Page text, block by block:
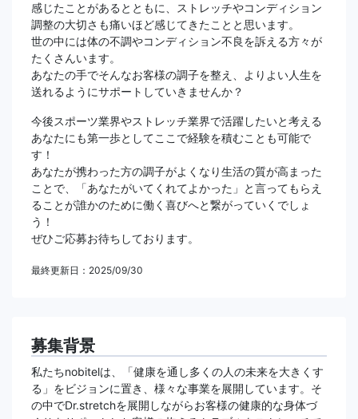
感じたことがあるとともに、ストレッチやコンディション
調整の大切さも痛いほど感じてきたことと思います。
世の中には体の不調やコンディション不良を訴える方々が
たくさんいます。
あなたの手でそんなお客様の調子を整え、よりよい人生を
送れるようにサポートしていきませんか？
今後スポーツ業界やストレッチ業界で活躍したいと考える
あなたにも第一歩としてここで経験を積むことも可能で
す！
あなたが携わった方の調子がよくなり生活の質が高まった
ことで、「あなたがいてくれてよかった」と言ってもらえ
ることが誰かのために働く喜びへと繋がっていくでしょ
う！
ぜひご応募お待ちしております。
最終更新日：2025/09/30
募集背景
私たちnobitelは、「健康を通し多くの人の未来を大きくす
る」をビジョンに置き、様々な事業を展開しています。そ
の中でDr.stretchを展開しながらお客様の健康的な身体づ